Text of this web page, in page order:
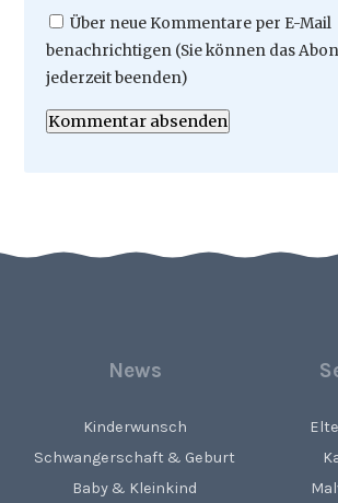
Über neue Kommentare per E-Mail
benachrichtigen (Sie können das
jederzeit beenden)
Kommentar absenden
News
Kinderwunsch
Schwangerschaft & Geburt
Baby & Kleinkind